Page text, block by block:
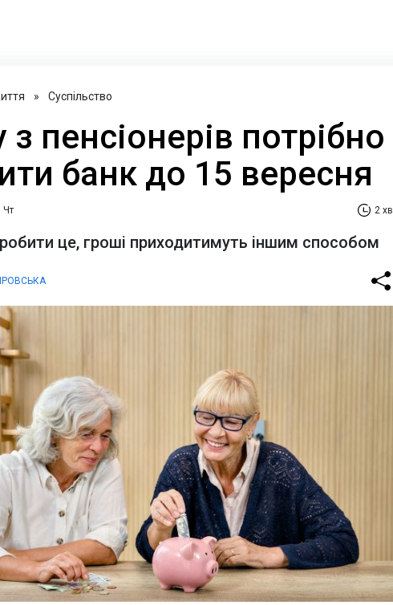
» Суспільство
пенсіонерів потрібно
банк до 15 вересня
Чт 2 хв
це, гроші приходитимуть іншим способом